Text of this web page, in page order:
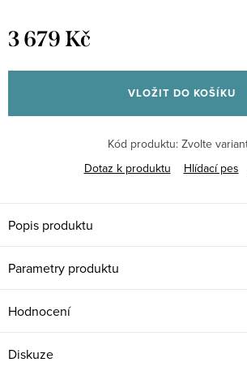
3 679 Kč
cena:
VLOŽIT DO KOŠÍKU
Kód produktu: Zvolte
Dotaz k produktu
Hlídací pes
Popis produktu
Parametry produktu
Hodnocení
Diskuze